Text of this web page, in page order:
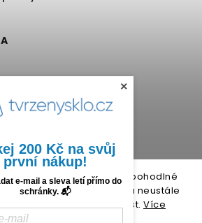
abychom Vám umožnili pohodlné
analýze provozu webu neustále
výkon a použitelnost. Více
informací.
5
17:00
×
200 Kč na svůj
první nákup!
e-mail a sleva letí přímo do
schránky. 📬